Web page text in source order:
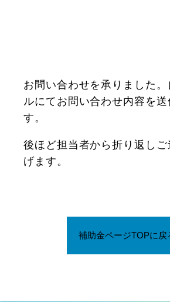
お問い合わせを承りました
ルにてお問い合わせ内容を送
す。
後ほど担当者から折り返し
げます。
補助金ページTOPに戻